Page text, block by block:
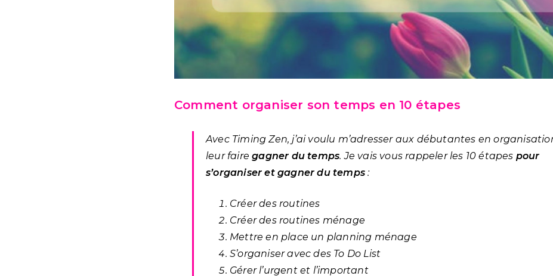
Comment organiser son temps en 10 étapes
Avec Timing Zen, j’ai voulu m’adresser aux débutantes en
leur fairegagner du temps. Je vais vous rappeler les 10 étapes pour
s’organiser et gagner du temps :
Créer des routines
Créer des routines ménage
Mettre en place un planning ménage
S’organiser avec des To Do List
Gérer l’urgent et l’important